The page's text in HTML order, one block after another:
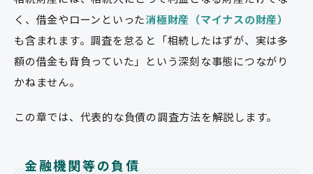
く、借金やローンといった消極財産（マイナスの財産）
も含まれます。調査を怠ると「相続したはずが、実は多
額の借金も背負っていた」という深刻な事態につながり
かねません。
この章では、代表的な負債の調査方法を解説します。
金融機関等の負債